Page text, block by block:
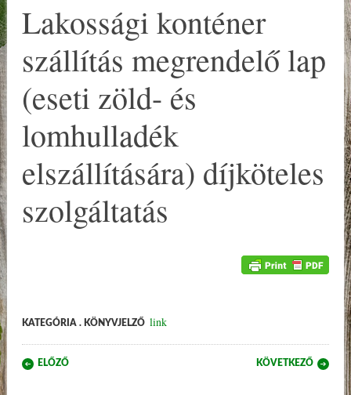
Lakossági konténer
szállítás megrendelő lap
(eseti zöld- és
lomhulladék
elszállítására) díjköteles
szolgáltatás
KATEGÓRIA . KÖNYVJELZŐ link
Post navigation
ELŐZŐ KÖVETKEZŐ